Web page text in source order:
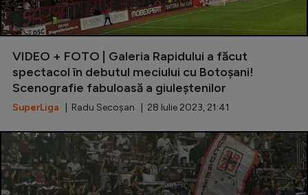
VIDEO + FOTO | Galeria Rapidului a făcut
spectacol în debutul meciului cu Botoșani!
Scenografie fabuloasă a giuleștenilor
SuperLiga | Radu Secoșan | 28 Iulie 2023, 21:41